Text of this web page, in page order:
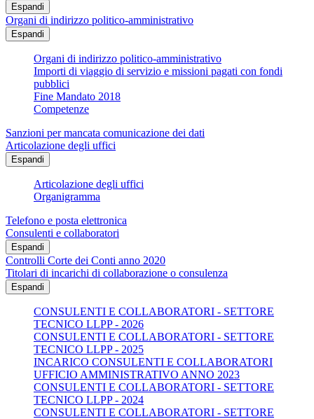
Espandi
Organi di indirizzo politico-amministrativo
Espandi
Organi di indirizzo politico-amministrativo
Importi di viaggio di servizio e missioni pagati con fondi
pubblici
Fine Mandato 2018
Competenze
Sanzioni per mancata comunicazione dei dati
Articolazione degli uffici
Espandi
Articolazione degli uffici
Organigramma
Telefono e posta elettronica
Consulenti e collaboratori
Espandi
Controlli Corte dei Conti anno 2020
Titolari di incarichi di collaborazione o consulenza
Espandi
CONSULENTI E COLLABORATORI - SETTORE
TECNICO LLPP - 2026
CONSULENTI E COLLABORATORI - SETTORE
TECNICO LLPP - 2025
INCARICO CONSULENTI E COLLABORATORI
UFFICIO AMMINISTRATIVO ANNO 2023
CONSULENTI E COLLABORATORI - SETTORE
TECNICO LLPP - 2024
CONSULENTI E COLLABORATORI - SETTORE